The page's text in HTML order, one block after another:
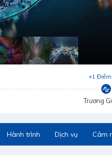
Trương
+1
Hành trình Dịch vụ Cảm